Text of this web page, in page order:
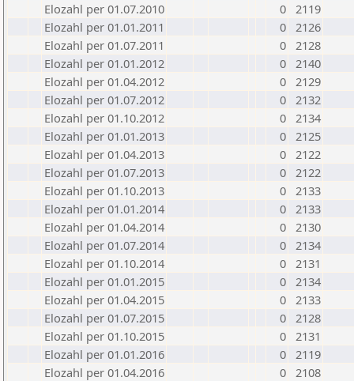
Elozahl per 01.07.2010
0 2119
Elozahl per 01.01.2011
0 2126
Elozahl per 01.07.2011
0 2128
Elozahl per 01.01.2012
0 2140
Elozahl per 01.04.2012
0 2129
Elozahl per 01.07.2012
0 2132
Elozahl per 01.10.2012
0 2134
Elozahl per 01.01.2013
0 2125
Elozahl per 01.04.2013
0 2122
Elozahl per 01.07.2013
0 2122
Elozahl per 01.10.2013
0 2133
Elozahl per 01.01.2014
0 2133
Elozahl per 01.04.2014
0 2130
Elozahl per 01.07.2014
0 2134
Elozahl per 01.10.2014
0 2131
Elozahl per 01.01.2015
0 2134
Elozahl per 01.04.2015
0 2133
Elozahl per 01.07.2015
0 2128
Elozahl per 01.10.2015
0 2131
Elozahl per 01.01.2016
0 2119
Elozahl per 01.04.2016
0 2108